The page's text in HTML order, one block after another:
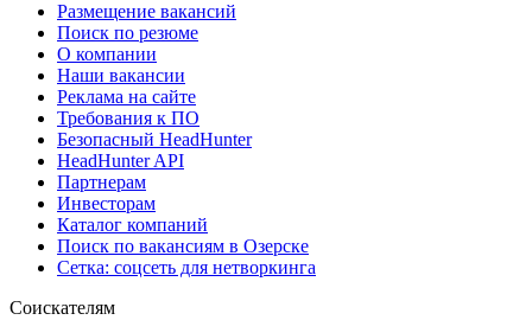
Размещение вакансий
Поиск по резюме
О компании
Наши вакансии
Реклама на сайте
Требования к ПО
Безопасный HeadHunter
HeadHunter API
Партнерам
Инвесторам
Каталог компаний
Поиск по вакансиям в Озерске
Сетка: соцсеть для нетворкинга
Соискателям